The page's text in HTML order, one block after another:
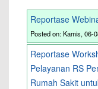
Reportase
Posted on: Kamis, 06-
Reportase
Pelayanan RS
Rumah Sakit